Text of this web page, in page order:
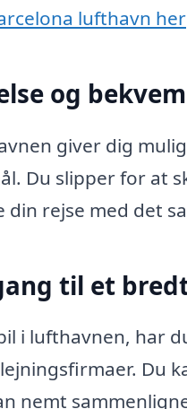
lufthavn her
og
giver dig
Du slipper for at
din rejse med det
til et
i lufthavnen, har
Du
nemt